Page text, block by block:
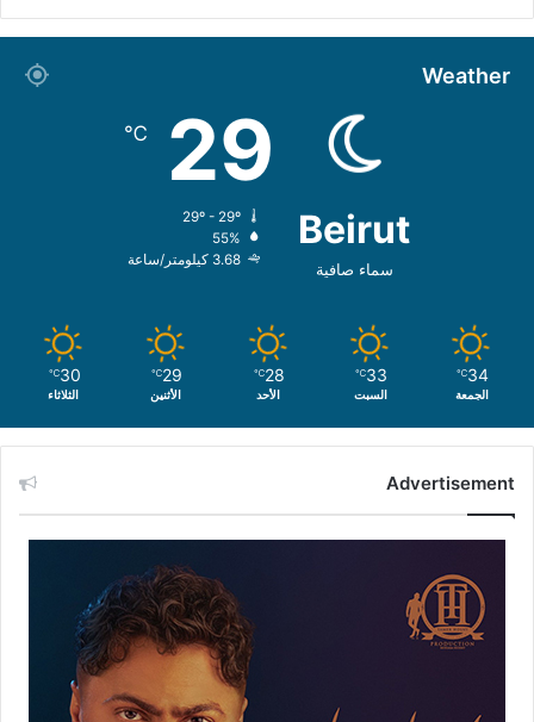
Weather
Beirut
سماء صافية
29
℃
55%
3.68 كيلومتر/ساعة
34
℃
الجمعة
33
℃
السبت
28
℃
الأحد
29
℃
الأثنين
30
℃
الثلاثاء
Advertisement